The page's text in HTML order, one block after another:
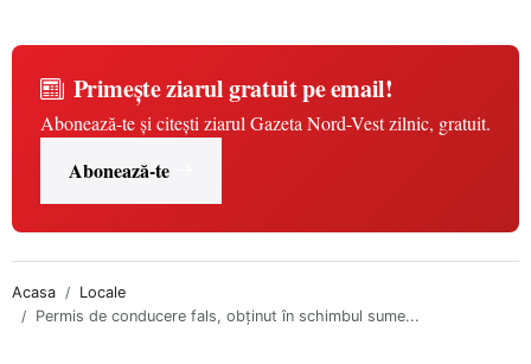
Primește ziarul gratuit pe email!
Abonează-te și citești ziarul Gazeta Nord-Vest zilnic, gratuit.
Abonează-te
Acasa
Locale
Permis de conducere fals, obținut în schimbul sume...